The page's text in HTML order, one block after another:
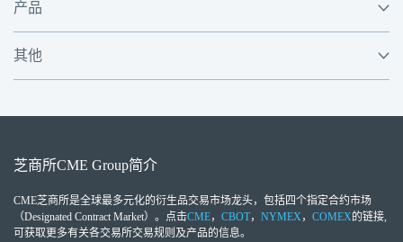
产品
其他
芝商所CME Group简介
CME芝商所是全球最多元化的衍生品交易市场龙头，包括四个指定合约市场
（Designated Contract Market）。点击CME， CBOT， NYMEX ， COMEX的链接,
可获取更多有关各交易所交易规则及产品的信息。